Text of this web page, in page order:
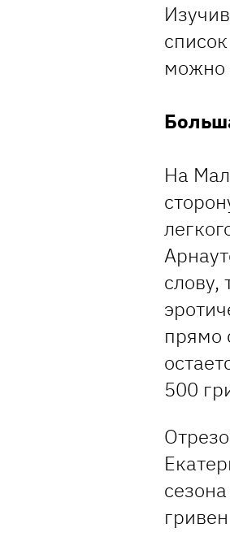
можно
На
слову,
прямо
500